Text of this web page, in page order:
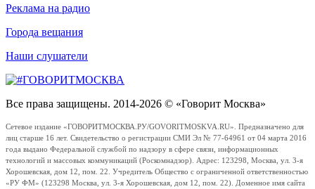
Реклама на радио
Города вещания
Наши слушатели
Все права защищены. 2014-2026 © «Говорит Москва»
Сетевое издание «ГОВОРИТМОСКВА.РУ/GOVORITMOSKVA.RU». Предназначено для
лиц старше 16 лет. Свидетельство о регистрации СМИ Эл № 77-64961 от 04 марта 2016
года выдано Федеральной службой по надзору в сфере связи, информационных
технологий и массовых коммуникаций (Роскомнадзор). Адрес: 123298, Москва, ул. 3-я
Хорошевская, дом 12, пом. 22. Учредитель Общество с ограниченной ответственностью
«РУ ФМ» (123298 Москва, ул. 3-я Хорошевская, дом 12, пом. 22). Доменное имя сайта